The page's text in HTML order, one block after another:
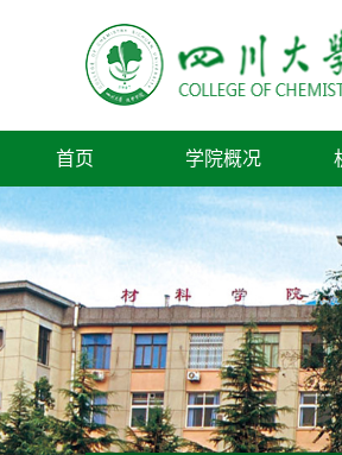
首页 学院概况